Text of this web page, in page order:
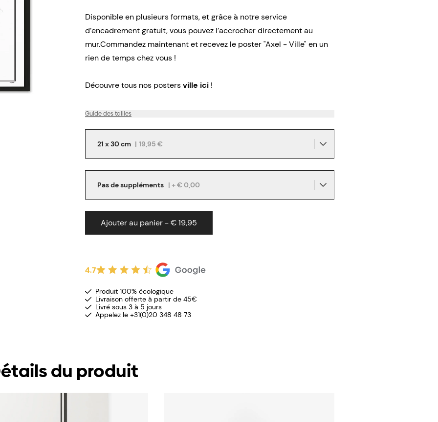
Disponible en plusieurs formats, et grâce à notre service
d’encadrement gratuit, vous pouvez l’accrocher directement au
mur.Commandez maintenant et recevez le poster "Axel - Ville" en un
rien de temps chez vous !
Découvre tous nos postersville ici !
Guide des tailles
21 x 30 cm | 19,95 €
Pas de suppléments | + € 0,00
Ajouter au panier - € 19,95
4.7
Produit 100% écologique
Livraison offerte à partir de 45€
Livré sous 3 à 5 jours
Appelez le +31(0)20 348 48 73
du produit